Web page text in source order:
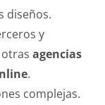
diseños.
y
agencias
.
complejas.